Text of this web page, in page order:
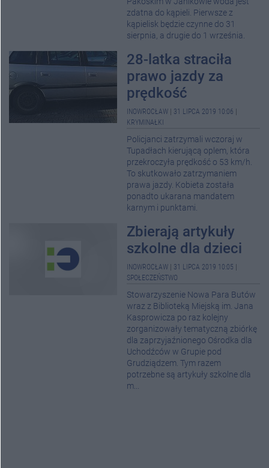
zdatna do kąpieli. Pierwsze z
kąpielisk będzie czynne do 31
sierpnia, a drugie do 1 września.
28-latka straciła
prawo jazdy za
prędkość
INOWROCŁAW 31 LIPCA 2019 10:06
KRYMINAŁKI
Policjanci zatrzymali wczoraj w
Tupadłach kierującą oplem, która
przekroczyła prędkość o 53 km/h.
To skutkowało zatrzymaniem
prawa jazdy. Kobieta została
ponadto ukarana mandatem
karnym i punktami.
Zbierają artykuły
szkolne dla dzieci
INOWROCŁAW 31 LIPCA 2019 10:05
SPOŁECZEŃSTWO
Stowarzyszenie Nowa Para Butów
wraz z Biblioteką Miejską im. Jana
Kasprowicza po raz kolejny
zorganizowały tematyczną zbiórkę
dla zaprzyjaźnionego Ośrodka dla
Uchodźców w Grupie pod
Grudziądzem. Tym razem
potrzebne są artykuły szkolne dla
m...